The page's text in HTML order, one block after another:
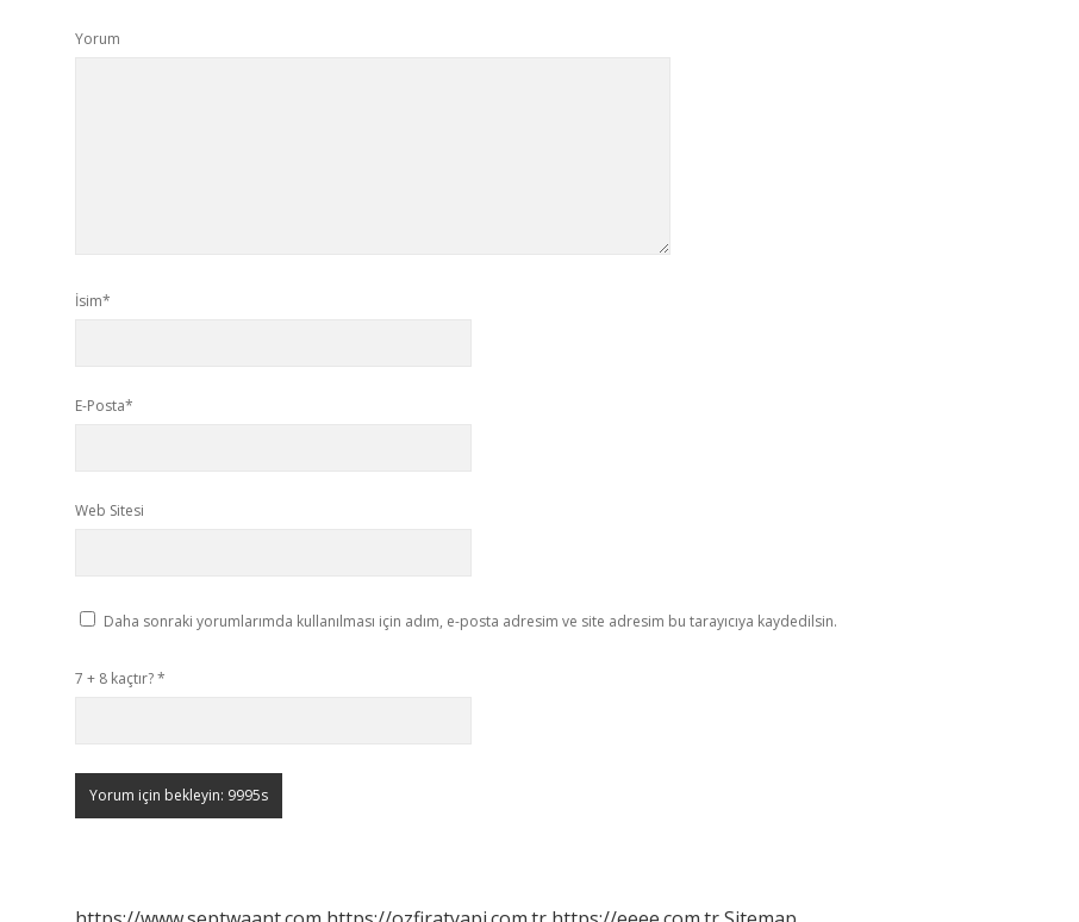
Yorum
İsim*
E-Posta*
Web Sitesi
Daha sonraki yorumlarımda kullanılması için adım, e-posta adresim ve site adresim bu tarayıcıya kaydedilsin.
7 + 8 kaçtır?*